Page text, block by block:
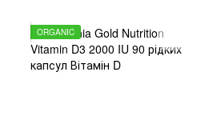
ORGANIC